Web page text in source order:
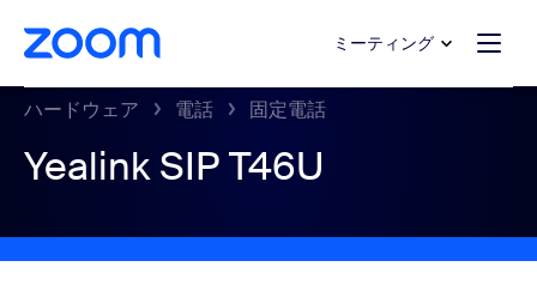
テンツへスキップ
ットへスキップ ミーティング
ハードウェア 電話 固定電話
Yealink SIP T46U